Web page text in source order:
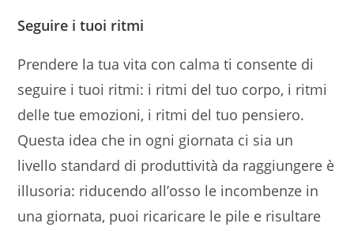
Seguire i tuoi ritmi
Prendere la tua vita con calma ti consente di
seguire i tuoi ritmi: i ritmi del tuo corpo, i ritmi
delle tue emozioni, i ritmi del tuo pensiero.
Questa idea che in ogni giornata ci sia un
livello standard di produttività da raggiungere è
illusoria: riducendo all’osso le incombenze in
una giornata, puoi ricaricare le pile e risultare